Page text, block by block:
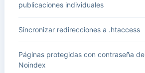
publicaciones individuales
Sincronizar redirecciones a .htaccess
Páginas protegidas con contraseña de
Noindex